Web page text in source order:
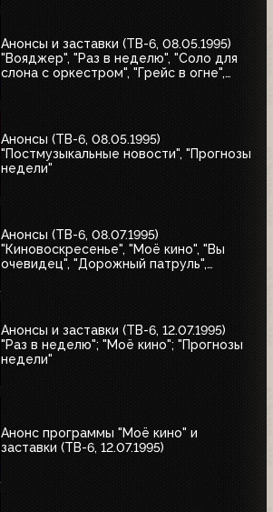
Анонсы и заставки (ТВ-6, 08.05.1995)
"Вояджер", "Раз в неделю", "Соло для
слона с оркестром", "Грейс в огне",
Анонсы (ТВ-6, 08.05.1995)
"Постмузыкальные новости", "Прогнозы
недели"
Анонсы (ТВ-6, 08.07.1995)
"Киновоскресенье", "Моё кино", "Вы
очевидец", "Дорожный патруль",
Анонсы и заставки (ТВ-6, 12.07.1995)
"Раз в неделю"; "Моё кино"; "Прогнозы
недели"
Анонс программы "Моё кино" и
заставки (ТВ-6, 12.07.1995)